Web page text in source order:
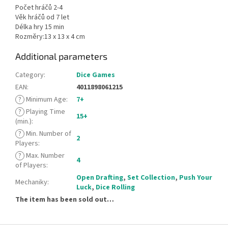
Počet hráčů 2-4
Věk hráčů od 7 let
Délka hry 15 min
Rozměry:13 x 13 x 4 cm
Additional parameters
Category:
Dice Games
EAN:
4011898061215
? Minimum Age:
7+
? Playing Time
(min.):
15+
? Min. Number of
Players:
2
? Max. Number
of Players: 4
Mechaniky: Open Drafting, Set Collection, Push Your
Luck, Dice Rolling
The item has been sold out…